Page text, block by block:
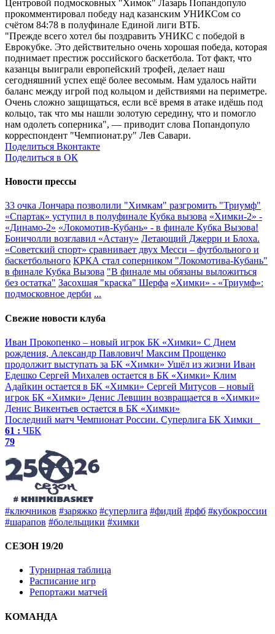
Центровой подмосковных "Химок" Лазарь Попандопуло
прокомментировал победу над казанским УНИКСом со
счётом 84:78 в полуфинале Единой лиги ВТБ.
"Прежде всего хотел бы поздравить УНИКС с победой в
Еврокубке. Это действительно очень хорошая победа, которая
поднимает престиж российского баскетбола. Тот факт, что
казанцы выиграли европейский трофей, делает наш
сегодняшний успех ещё более весомым. Нам удалось найти
баланс между игрой под кольцом и действиями на периметре.
Очень сложно защищаться, если всё время в атаке идёшь под
кольцо, так что мы нашли золотую середину, что и помогло
нам одолеть соперника", — приводит слова Попандопуло
корреспондент "Чемпионат.ру" Лев Савари.
Поделиться Вконтакте
Поделиться в ОК
Новости прессы
33 очка Лончара позволили "Химкам" разгромить "Триумф"
«Спартак» уступил в полуфинале Кубка вызова «Химки-2» -
«Динамо-2» «Локомотив-Кубань» - в финале Кубка Вызова!
Боничолли возглавил «Астану» Летающий Джерри и Блоха.
«Советский спорт» сравнивает двух Месси – футбольного и
баскетбольного КРКА стал соперником "Локомотива-Кубань"
в финале Кубка Вызова "В финале мы обязаны выложиться
без остатка" Засохшая "краска" Шерфа «Химки» - «Триумф»:
подмосковное дерби ...
Свежие новости клуба
Иван Прокопенко – новый игрок БК «Химки» С Днем
рождения, Александр Павлович! Максим Прощенко
продолжит выступать за БК «Химки» Ушёл из жизни Иван
Едешко Сергей Михалев остается в БК «Химки» Клим
Адайкин остается в БК «Химки» Сергей Митусов – новый
игрок БК «Химки» Денис Левшин возвращается в «Химки»
Денис Викентьев остается в БК «Химки»
Последний матч Чемпионат России. Суперлига БК Химки
61 : ЧБК
79
#ключников #заряжко #суперлига #фидий #рфб #кубокроссии
#шарапов #болельщики #химки
СЕЗОН 19/20
Турнирная таблица
Расписание игр
Репортажи матчей
КОМАНДА